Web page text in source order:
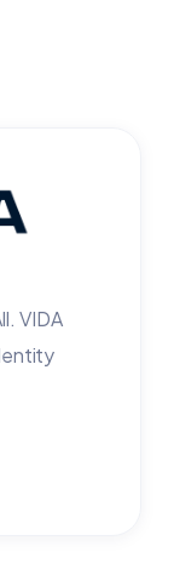
VIDA